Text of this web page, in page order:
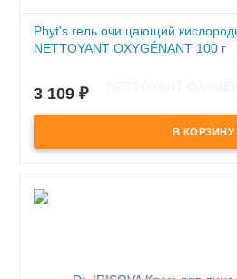
Phyt's гель очищающий
NETTOYANT OXYGÉNANT 100 г
кислородом
- не вызывает пересушивания и
3 109 ₽